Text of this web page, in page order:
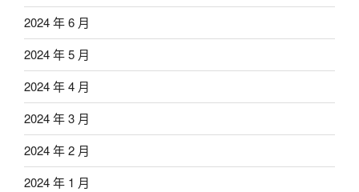
2024 年 6 月
2024 年 5 月
2024 年 4 月
2024 年 3 月
2024 年 2 月
2024 年 1 月